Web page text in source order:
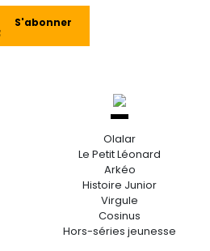
S'abonner
Olalar
Le Petit Léonard
Arkéo
Histoire Junior
Virgule
Cosinus
Hors-séries jeunesse